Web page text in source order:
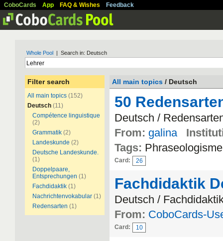
CoboCards App FAQ & Wishes Feedback
Whole Pool | Search in: Deutsch
Filter search
All main topics (152)
Deutsch (11)
Compétence linguistique
(2)
Grammatik (2)
Landeskunde (2)
Deutsche Landeskunde.
(1)
Doppelpaare,
Entsprechungen (1)
Fachdidaktik (1)
Nachrichtenvokabular (1)
Redensarten (1)
All main topics / Deutsch
50
Deutsch /
From: galina
Tags:
Card: 26
Fachdidaktik
Deutsch /
From: CoboCards-
Card: 10